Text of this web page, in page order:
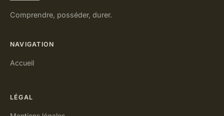
Comprendre, posséder, durer.
NAVIGATION
Accueil
LÉGAL